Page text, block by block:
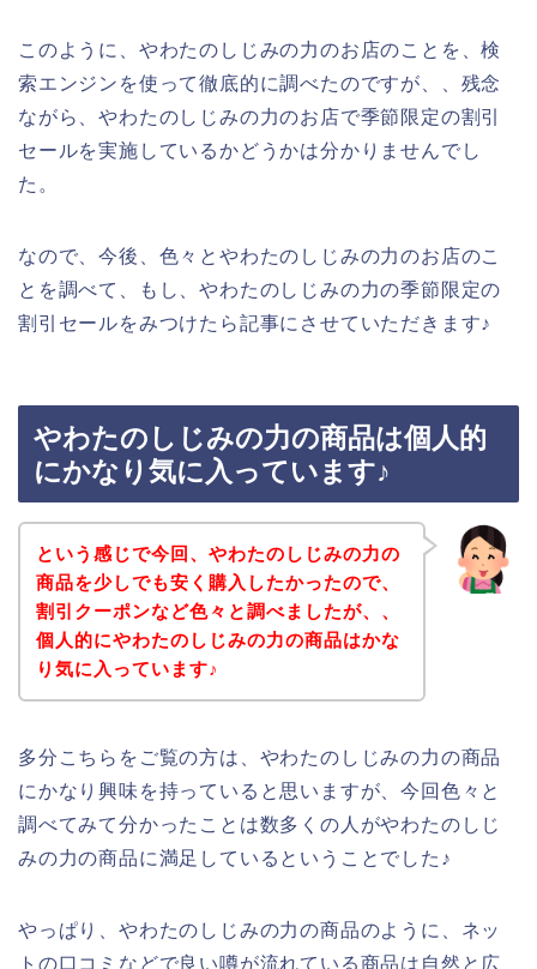
このように、やわたのしじみの力のお店のことを、検
索エンジンを使って徹底的に調べたのですが、、残念
ながら、やわたのしじみの力のお店で季節限定の割引
セールを実施しているかどうかは分かりませんでし
た。
なので、今後、色々とやわたのしじみの力のお店のこ
とを調べて、もし、やわたのしじみの力の季節限定の
割引セールをみつけたら記事にさせていただきます♪
やわたのしじみの力の商品は個人的
にかなり気に入っています♪
という感じで今回、やわたのしじみの力の
商品を少しでも安く購入したかったので、
割引クーポンなど色々と調べましたが、、
個人的にやわたのしじみの力の商品はかな
り気に入っています♪
多分こちらをご覧の方は、やわたのしじみの力の商品
にかなり興味を持っていると思いますが、今回色々と
調べてみて分かったことは数多くの人がやわたのしじ
みの力の商品に満足しているということでした♪
やっぱり、やわたのしじみの力の商品のように、ネッ
トの口コミなどで良い噂が流れている商品は自然と広